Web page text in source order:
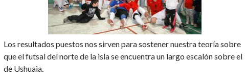
Los resultados puestos nos sirven para sostener nuestra teoría sobre
que el futsal del norte de la isla se encuentra un largo escalón sobre el
de Ushuaia.